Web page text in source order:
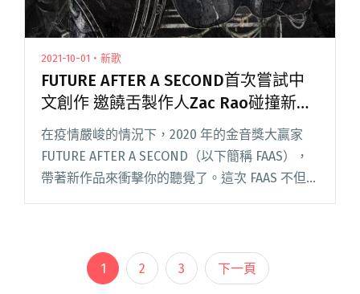
2021-10-01・新歌
FUTURE AFTER A SECOND首次嘗試中
文創作 邀饒舌製作人Zac Rao碰撞新火
花
在疫情嚴峻的情況下，2020 年的金音獎大贏家
FUTURE AFTER A SECOND（以下簡稱 FAAS），
帶著新作品來衝擊你的聽覺了。這次 FAAS 不但首
度以中文創作呈現，更跨界與饒舌製作人 Zac
人Zac Rao碰撞新火花"
1 2 3 下一頁